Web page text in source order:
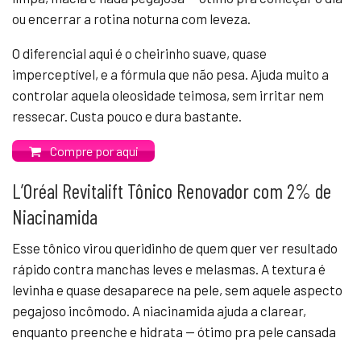
ou encerrar a rotina noturna com leveza.
O diferencial aqui é o cheirinho suave, quase
imperceptível, e a fórmula que não pesa. Ajuda muito a
controlar aquela oleosidade teimosa, sem irritar nem
ressecar. Custa pouco e dura bastante.
Compre por aqui
L’Oréal Revitalift Tônico Renovador com 2% de
Niacinamida
Esse tônico virou queridinho de quem quer ver resultado
rápido contra manchas leves e melasmas. A textura é
levinha e quase desaparece na pele, sem aquele aspecto
pegajoso incômodo. A niacinamida ajuda a clarear,
enquanto preenche e hidrata — ótimo pra pele cansada